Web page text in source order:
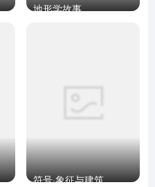
地形学故事
符号·象征与建筑